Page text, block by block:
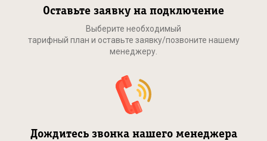
Оставьте заявку на подключение
Выберите необходимый
тарифный план и оставьте заявку/позвоните нашему
менеджеру.
Дождитесь звонка нашего менеджера